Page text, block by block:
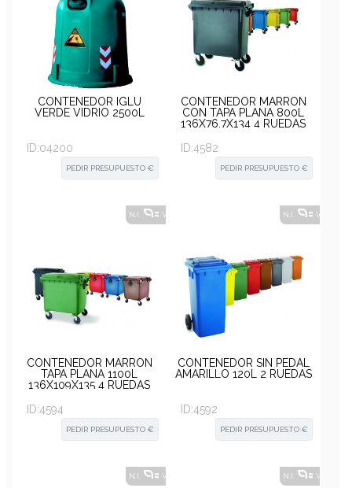
CONTENEDOR IGLU
VERDE VIDRIO 2500L
ID:04200
PEDIR PRESUPUESTO €
CONTENEDOR MARRÓN
CON TAPA PLANA 800L
136X76,7X134 4 RUEDAS
ID:4582
PEDIR PRESUPUESTO €
N.I. VER ALTERNATIVAS
CONTENEDOR MARRÓN
TAPA PLANA 1100L
136X109X135 4 RUEDAS
ID:4594
PEDIR PRESUPUESTO €
N.I. VER
CONTENEDOR SIN PEDAL
AMARILLO 120L 2 RUEDAS
ID:4592
PEDIR PRESUPUESTO €
N.I. VER ALTERNATIVAS N.I. VER